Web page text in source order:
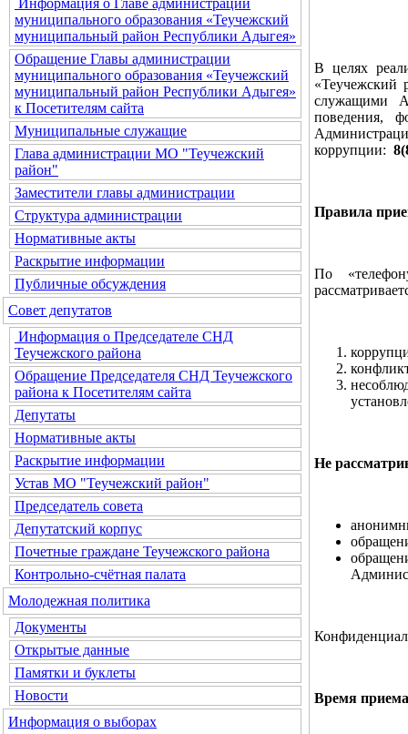
Информация о Главе администрации
муниципального образования «Теучежский
муниципальный район Республики Адыгея»
Обращение Главы администрации
муниципального образования «Теучежский
муниципальный район Республики Адыгея»
к Посетителям сайта
Муниципальные служащие
Глава администрации МО "Теучежский
район"
Заместители главы администрации
Структура администрации
Нормативные акты
Раскрытие информации
Публичные обсуждения
Совет депутатов
Информация о Председателе СНД
Теучежского района
Обращение Председателя СНД Теучежского
района к Посетителям сайта
Депутаты
Нормативные акты
Раскрытие информации
Устав МО "Теучежский район"
Председатель совета
Депутатский корпус
Почетные граждане Теучежского района
Контрольно-счётная палата
Молодежная политика
Документы
Открытые данные
Памятки и буклеты
Новости
Информация о выборах
В целях
«Теучежский
служащими
поведения,
коррупции:
Правила
По
Не
Время